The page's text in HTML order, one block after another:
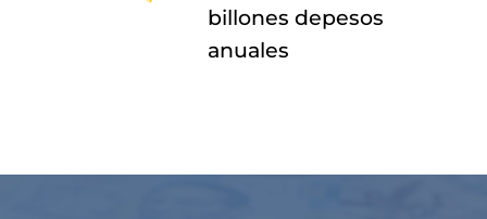
billones depesos
anuales